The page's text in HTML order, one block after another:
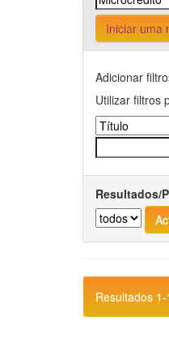
Iniciar uma
Adicionar
Utilizar filtros
Resultados/
Resultados